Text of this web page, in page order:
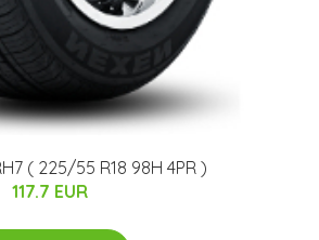
( 225/55 R18 98H 4PR )
117.7 EUR